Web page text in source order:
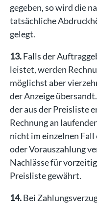
gegeben, so wird die
tatsächliche
gelegt.
13.Falls der
leistet, werden
möglichst aber
der Anzeige
der aus der Preisliste
Rechnung an
nicht im einzelnen
oder Vorauszahlung
Nachlässe für
Preisliste gewährt.
14.Bei